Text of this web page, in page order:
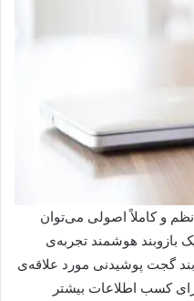
و کاملاً اصولی می‌توان
بازوبند هوشمند تجربه‌ی
گجت پوشیدنی مورد علاقه‌ی
کسب اطلاعات بیشتر